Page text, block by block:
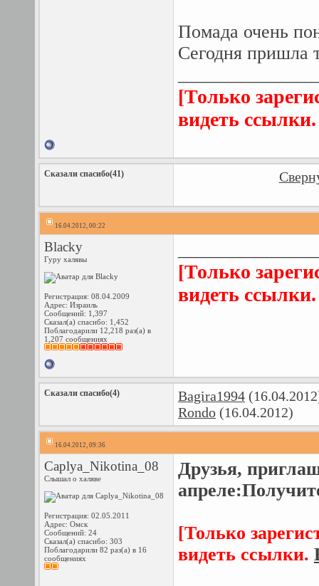
Помада очень
Сегодня пришла
[Только
видеть
Сказали спасибо(41)
16.04.2012, 00:22
Blacky
Гуру халявы
Регистрация: 08.04.2009
Адрес: Израиль
Сообщений: 1,397
Сказал(а) спасибо: 1,452
Поблагодарили 12,218 раз(а) в
1,207 сообщениях
[Только
видеть
Сказали спасибо(4) Bagira1994
Rondo (16.04.2012)
16.04.2012, 09:36
Caplya_Nikotina_08
Слышал о халяве
Регистрация: 02.05.2011
Адрес: Омск
Сообщений: 24
Сказал(а) спасибо: 303
Поблагодарили 82 раз(а) в 16
сообщениях
Друзья,
[Только
видеть ссылки.